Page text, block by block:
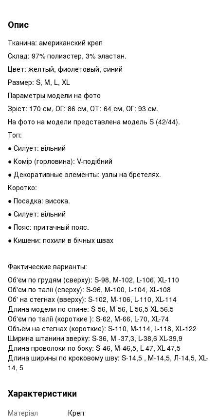
Опис
Тканина: американский креп
Склад: 97% полиэстер, 3% эластан.
Цвет: желтый, фиолетовый, синий
Размер: S, M, L, XL
Параметры модели на фото
Зріст: 170 см, ОГ: 86 см, ОТ: 64 см, ОГ: 93 см.
На фото на модели представлена ​​модель S (42/44).
Топ:
● Силует: вільний
● Комір (горловина): V-подібний
● Декоративные элементы: узлы на бретелях.
Коротко:
● Посадка: висока.
● Силует: вільний
● Пояс: притачный пояс.
● Кишени: похили в бічных швах
Фактические варианты:
Об'єм по грудям (сверху): S-98, M-102, L-106, XL-110
Об'єм по талії (сверху): S-96, M-100, L-104, XL-108
Об' на стегнах (вверху): S-102, M-106, L-110, XL-114
Длина модели по спине: S-56, M-56, L-56,5 XL-56.5
Об'єм по талії (короткие ): S-62, M-66, L-70, XL-74
Объём на стегнах (короткие): S-110, M-114, L-118, XL-122
Ширина штанини зверху: S-36, M -37,3, L-38,6 XL-39,9
Длина проволоки по боку: S-46, M-46,5, L-47, XL-47,5
Длина ширины по кроковому шву: S-14,5 , М-14,5, Л-14,5, XL-
14, 5
Характеристики
Матеріал
Креп